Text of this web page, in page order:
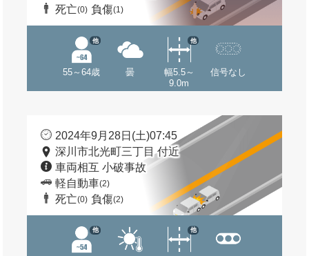
死亡(0) 負傷(1)
55～64歳
他
曇
幅5.5～
9.0m
他
信号なし
2024年9月28日(土)07:45
深川市北光町三丁目 付近
車両相互 小破事故
軽自動車(2)
死亡(0) 負傷(2)
他 他